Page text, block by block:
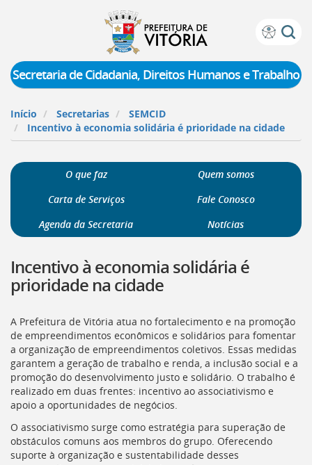
Prefeitura
Vitória
teclado:
para
a
página
acessibilidade
para
página
inicial
do
[]
Ir
para
o
Portal
de
Serviços
Ir
para
a
Secretaria de Cidadania, Direitos Humanos e Trabalho
Início Secretarias
SEMCID
Incentivo à economia solidária é prioridade na cidade
O que faz
Quem somos
Carta de Serviços
Fale Conosco
Agenda da Secretaria
Notícias
Incentivo à economia solidária é
prioridade na cidade
A Prefeitura de Vitória atua no fortalecimento e na promoção
de empreendimentos econômicos e solidários para fomentar
a organização de empreendimentos coletivos. Essas medidas
garantem a geração de trabalho e renda, a inclusão social e a
promoção do desenvolvimento justo e solidário. O trabalho é
realizado em duas frentes: incentivo ao associativismo e
apoio a oportunidades de negócios.
O associativismo surge como estratégia para superação de
obstáculos comuns aos membros do grupo. Oferecendo
suporte à organização e sustentabilidade desses